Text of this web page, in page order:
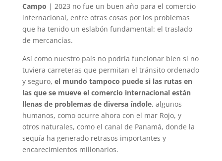
Campo | 2023 no fue un buen año para el comercio
internacional, entre otras cosas por los problemas
que ha tenido un eslabón fundamental: el traslado
de mercancías.
Así como nuestro país no podría funcionar bien si no
tuviera carreteras que permitan el tránsito ordenado
y seguro, el mundo tampoco puede si las rutas en
las que se mueve el comercio internacional están
llenas de problemas de diversa índole, algunos
humanos, como ocurre ahora con el mar Rojo, y
otros naturales, como el canal de Panamá, donde la
sequía ha generado retrasos importantes y
encarecimientos millonarios.